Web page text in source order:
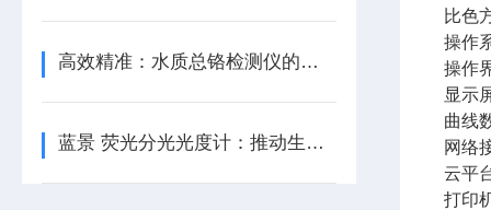
高效精准：水质总铬检测仪的实力担当
蓝景 荧光分光光度计：推动生物医学研究的创新引擎
比色
操作
操作
显示
曲线
网络
云平
打印